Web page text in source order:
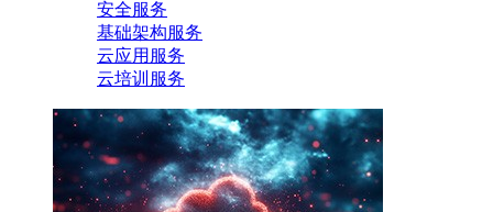
安全服务
基础架构服务
云应用服务
云培训服务